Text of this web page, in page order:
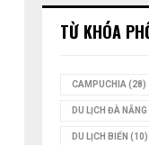
TỪ KHÓA
CAMPUCHIA (28)
DU LỊCH ĐÀ NẴNG
DU LỊCH BIỂN (10)